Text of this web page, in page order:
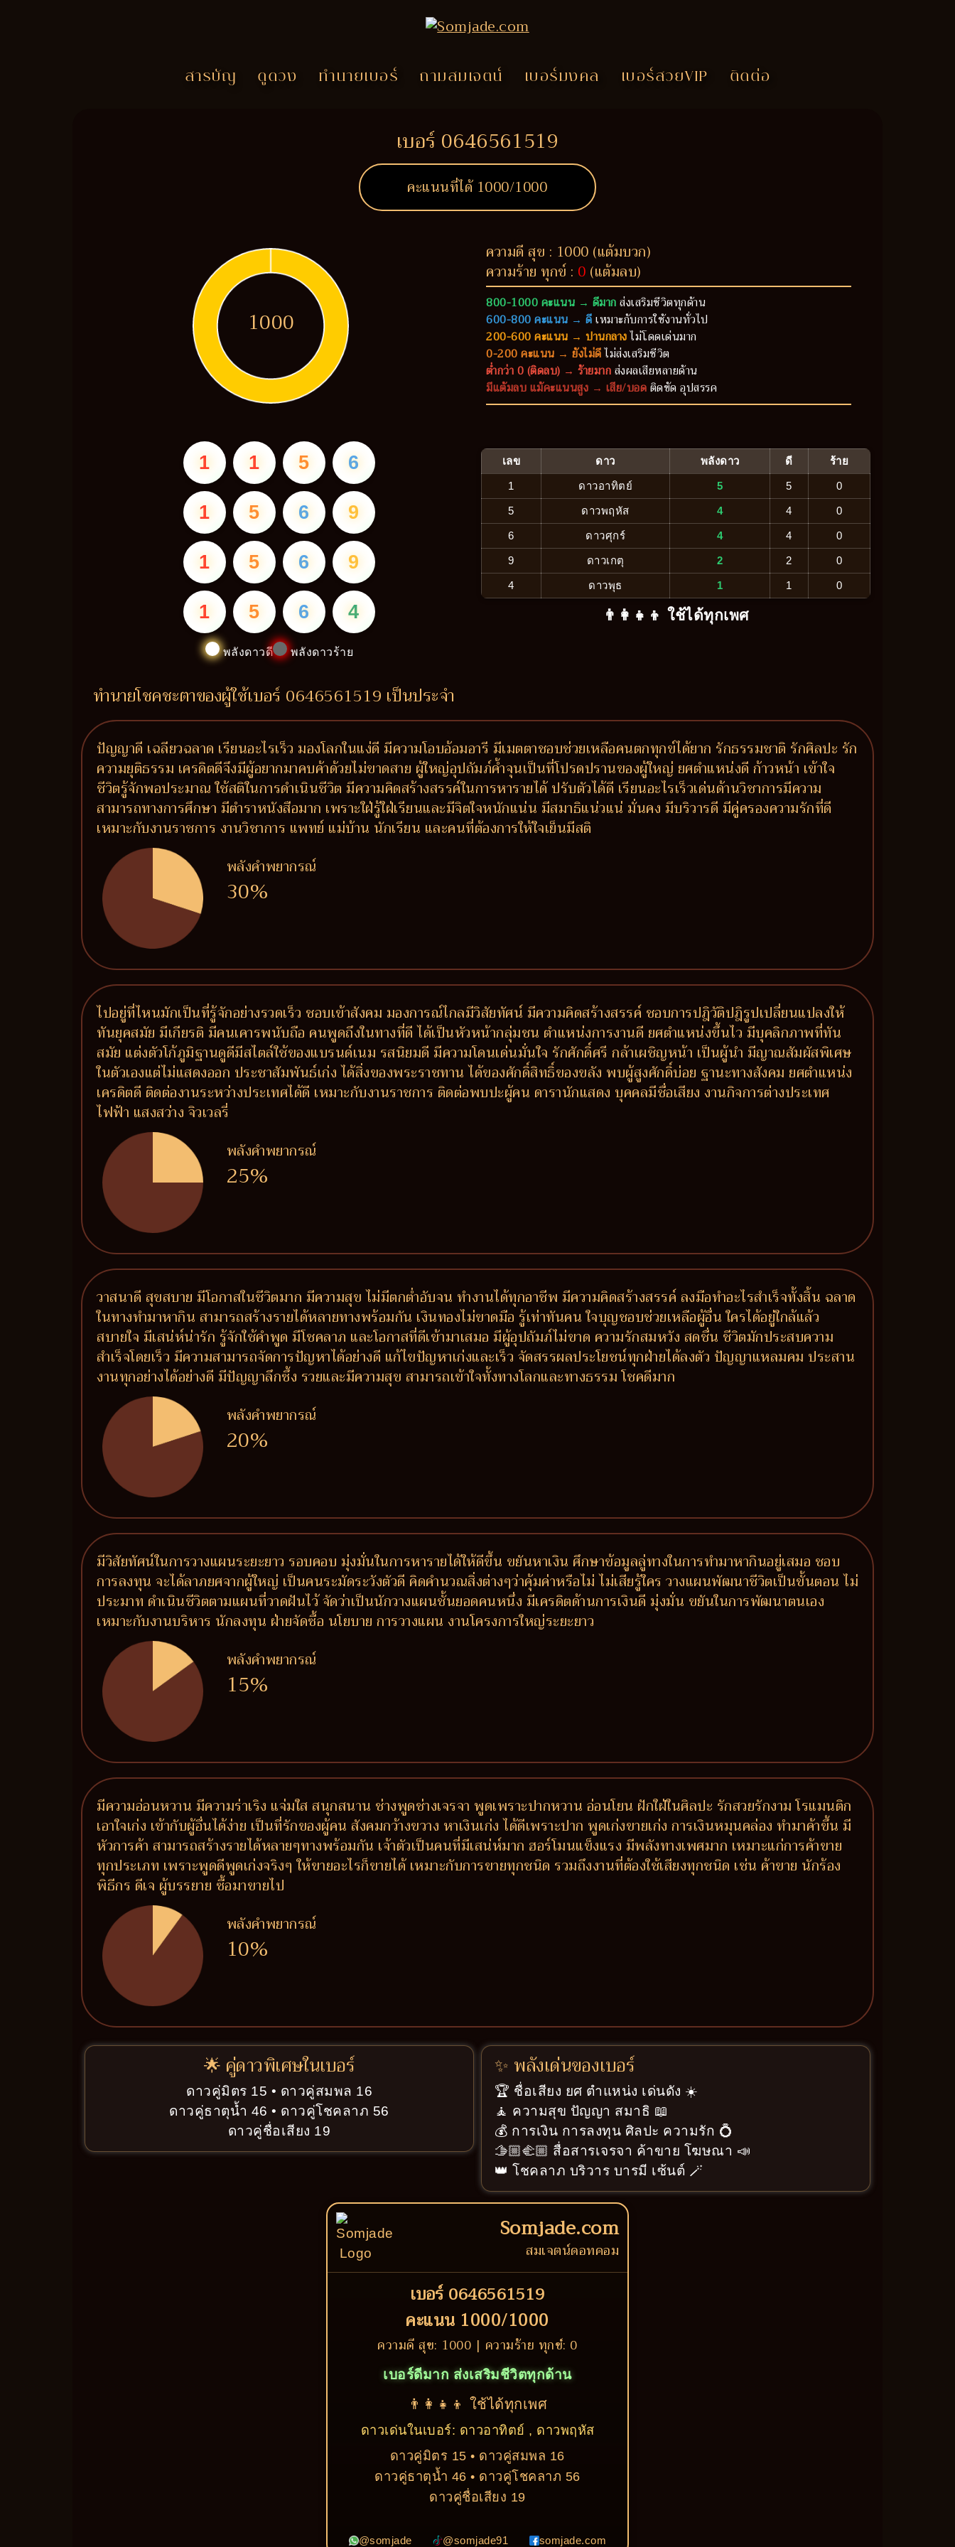
สารบัญ ดูดวง ทำนายเบอร์ ถามสมเจตน์ เบอร์มงคล เบอร์สวยVIP ติดต่อ
เบอร์ 0646561519
คะแนนที่ได้ 1000/1000
1000
ความดี สุข : 1000 (แต้มบวก)
ความร้าย ทุกข์ : 0 (แต้มลบ)
800-1000 คะแนน → ดีมากส่งเสริมชีวิตทุกด้าน
600-800 คะแนน → ดีเหมาะกับการใช้งานทั่วไป
200-600 คะแนน → ปานกลางไม่โดดเด่นมาก
0-200 คะแนน → ยังไม่ดีไม่ส่งเสริมชีวิต
ต่ำกว่า 0 (ติดลบ) → ร้ายมากส่งผลเสียหลายด้าน
มีแต้มลบ แม้คะแนนสูง → เสีย/บอดติดขัด อุปสรรค
1 1 5 6
1 5 6 9
1 5 6 9
1 5 6 4
พลังดาวดี พลังดาวร้าย
เลข ดาว พลังดาว ดี ร้าย
1 ดาวอาทิตย์ 5 5 0
5 ดาวพฤหัส 4 4 0
6 ดาวศุกร์ 4 4 0
9 ดาวเกตุ 2 2 0
4 ดาวพุธ 1 1 0
👨‍👩‍👧‍👦 ใช้ได้ทุกเพศ
ทำนายโชคชะตาของผู้ใช้เบอร์ 0646561519 เป็นประจำ
ปัญญาดี เฉลียวฉลาด เรียนอะไรเร็ว มองโลกในแง่ดี มีความโอบอ้อมอารี มีเมตตาชอบช่วยเหลือคนตกทุกข์ได้ยาก รักธรรมชาติ รักศิลปะ รัก
ความยุติธรรม เครดิตดีจึงมีผู้อยากมาคบค้าด้วยไม่ขาดสาย ผู้ใหญ่อุปถัมภ์ค้ำจุนเป็นที่โปรดปรานของผู้ใหญ่ ยศตำแหน่งดี ก้าวหน้า เข้าใจ
ชีวิตรู้จักพอประมาณ ใช้สติในการดำเนินชีวิต มีความคิดสร้างสรรค์ในการหารายได้ ปรับตัวได้ดี เรียนอะไรเร็วเด่นด้านวิชาการมีความ
สามารถทางการศึกษา มีตำราหนังสือมาก เพราะใฝ่รู้ใฝ่เรียนและมีจิตใจหนักแน่น มีสมาธิแน่วแน่ มั่นคง มีบริวารดี มีคู่ครองความรักที่ดี
เหมาะกับงานราชการ งานวิชาการ แพทย์ แม่บ้าน นักเรียน และคนที่ต้องการให้ใจเย็นมีสติ
พลังคำพยากรณ์
30%
ไปอยู่ที่ไหนมักเป็นที่รู้จักอย่างรวดเร็ว ชอบเข้าสังคม มองการณ์ไกลมีวิสัยทัศน์ มีความคิดสร้างสรรค์ ชอบการปฎิวัติปฎิรูปเปลี่ยนแปลงให้
ทันยุคสมัย มีเกียรติ มีคนเคารพนับถือ คนพูดถึงในทางที่ดี ได้เป็นหัวหน้ากลุ่มชน ตำแหน่งการงานดี ยศตำแหน่งขึ้นไว มีบุคลิกภาพที่ทัน
สมัย แต่งตัวโก้ภูมิฐานดูดีมีสไตล์ใช้ของแบรนด์เนม รสนิยมดี มีความโดนเด่นมั่นใจ รักศักดิ์ศรี กล้าเผชิญหน้า เป็นผู้นำ มีญาณสัมผัสพิเศษ
ในตัวเองแต่ไม่แสดงออก ประชาสัมพันธ์เก่ง ได้สิ่งของพระราชทาน ได้ของศักดิ์สิทธิ์ของขลัง พบผู้สูงศักดิ์บ่อย ฐานะทางสังคม ยศตำแหน่ง
เครดิตดี ติดต่องานระหว่างประเทศได้ดี เหมาะกับงานราชการ ติดต่อพบปะผู้คน ดารานักแสดง บุคคลมีชื่อเสียง งานกิจการต่างประเทศ
ไฟฟ้า แสงสว่าง จิวเวลรี่
พลังคำพยากรณ์
25%
วาสนาดี สุขสบาย มีโอกาสในชีวิตมาก มีความสุข ไม่มีตกต่ำอับจน ทำงานได้ทุกอาชีพ มีความคิดสร้างสรรค์ ลงมือทำอะไรสำเร็จทั้งสิ้น ฉลาด
ในทางทำมาหากิน สามารถสร้างรายได้หลายทางพร้อมกัน เงินทองไม่ขาดมือ รู้เท่าทันคน ใจบุญชอบช่วยเหลือผู้อื่น ใครได้อยู่ใกล้แล้ว
สบายใจ มีเสน่ห์น่ารัก รู้จักใช้คำพูด มีโชคลาภ และโอกาสที่ดีเข้ามาเสมอ มีผู้อุปถัมภ์ไม่ขาด ความรักสมหวัง สดชื่น ชีวิตมักประสบความ
สำเร็จโดยเร็ว มีความสามารถจัดการปัญหาได้อย่างดี แก้ไขปัญหาเก่งและเร็ว จัดสรรผลประโยชน์ทุกฝ่ายได้ลงตัว ปัญญาแหลมคม ประสาน
งานทุกอย่างได้อย่างดี มีปัญญาลึกซึ้ง รวยและมีความสุข สามารถเข้าใจทั้งทางโลกและทางธรรม โชคดีมาก
พลังคำพยากรณ์
20%
มีวิสัยทัศน์ในการวางแผนระยะยาว รอบคอบ มุ่งมั่นในการหารายได้ให้ดีขึ้น ขยันหาเงิน ศึกษาข้อมูลลู่ทางในการทำมาหากินอยู่เสมอ ชอบ
การลงทุน จะได้ลาภยศจากผู้ใหญ่ เป็นคนระมัดระวังตัวดี คิดคำนวณสิ่งต่างๆว่าคุ้มค่าหรือไม่ ไม่เสียรู้ใคร วางแผนพัฒนาชีวิตเป็นขั้นตอน ไม่
ประมาท ดำเนินชีวิตตามแผนที่วาดฝันไว้ จัดว่าเป็นนักวางแผนชั้นยอดคนหนึ่ง มีเครดิตด้านการเงินดี มุ่งมั่น ขยันในการพัฒนาตนเอง
เหมาะกับงานบริหาร นักลงทุน ฝ่ายจัดซื้อ นโยบาย การวางแผน งานโครงการใหญ่ระยะยาว
พลังคำพยากรณ์
15%
มีความอ่อนหวาน มีความร่าเริง แจ่มใส สนุกสนาน ช่างพูดช่างเจรจา พูดเพราะปากหวาน อ่อนโยน ฝักใฝ่ในศิลปะ รักสวยรักงาม โรแมนติก
เอาใจเก่ง เข้ากับผู้อื่นได้ง่าย เป็นที่รักของผู้คน สังคมกว้างขวาง หาเงินเก่ง ได้ดีเพราะปาก พูดเก่งขายเก่ง การเงินหมุนคล่อง ทำมาค้าขึ้น มี
หัวการค้า สามารถสร้างรายได้หลายๆทางพร้อมกัน เจ้าตัวเป็นคนที่มีเสน่ห์มาก ฮอร์โมนแข็งแรง มีพลังทางเพศมาก เหมาะแก่การค้าขาย
ทุกประเภท เพราะพูดดีพูดเก่งจริงๆ ให้ขายอะไรก็ขายได้ เหมาะกับการขายทุกชนิด รวมถึงงานที่ต้องใช้เสียงทุกชนิด เช่น ค้าขาย นักร้อง
พิธีกร ดีเจ ผู้บรรยาย ซื้อมาขายไป
พลังคำพยากรณ์
10%
🌟 คู่ดาวพิเศษในเบอร์
ดาวคู่มิตร 15 • ดาวคู่สมพล 16
ดาวคู่ธาตุน้ำ 46 • ดาวคู่โชคลาภ 56
ดาวคู่ชื่อเสียง 19
✨ พลังเด่นของเบอร์
🏆 ชื่อเสียง ยศ ตำแหน่ง เด่นดัง ☀️
🧘 ความสุข ปัญญา สมาธิ 📖
💰 การเงิน การลงทุน ศิลปะ ความรัก 💍
🫱🏼‍🫲🏼 สื่อสารเจรจา ค้าขาย โฆษณา 📣
👑 โชคลาภ บริวาร บารมี เซ้นต์ 🪄
Somjade.com
สมเจตน์ดอทคอม
เบอร์ 0646561519
คะแนน 1000/1000
ความดี สุข: 1000 | ความร้าย ทุกข์: 0
เบอร์ดีมาก ส่งเสริมชีวิตทุกด้าน
👨‍👩‍👧‍👦 ใช้ได้ทุกเพศ
ดาวเด่นในเบอร์: ดาวอาทิตย์ , ดาวพฤหัส
ดาวคู่มิตร 15 • ดาวคู่สมพล 16
ดาวคู่ธาตุน้ำ 46 • ดาวคู่โชคลาภ 56
ดาวคู่ชื่อเสียง 19
@somjade @somjade91 somjade.com